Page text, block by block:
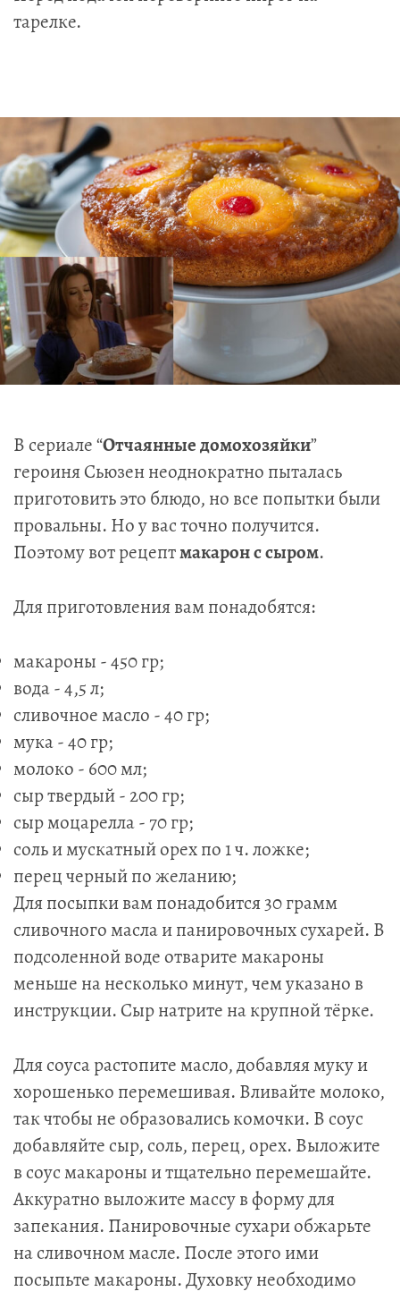
тарелке.
В сериале “Отчаянные домохозяйки”
героиня Сьюзен неоднократно пыталась
приготовить это блюдо, но все попытки были
провальны. Но у вас точно получится.
Поэтому вот рецептмакарон с сыром.
Для приготовления вам понадобятся:
макароны - 450 гр;
вода - 4,5 л;
сливочное масло - 40 гр;
мука - 40 гр;
молоко - 600 мл;
сыр твердый - 200 гр;
сыр моцарелла - 70 гр;
соль и мускатный орех по 1 ч. ложке;
перец черный по желанию;
Для посыпки вам понадобится 30 грамм
сливочного масла и панировочных сухарей. В
подсоленной воде отварите макароны
меньше на несколько минут, чем указано в
инструкции. Сыр натрите на крупной тёрке.
Для соуса растопите масло, добавляя муку и
хорошенько перемешивая. Вливайте молоко,
так чтобы не образовались комочки. В соус
добавляйте сыр, соль, перец, орех. Выложите
в соус макароны и тщательно перемешайте.
Аккуратно выложите массу в форму для
запекания. Панировочные сухари обжарьте
на сливочном масле. После этого ими
посыпьте макароны. Духовку необходимо